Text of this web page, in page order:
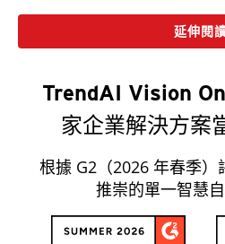
延伸閱
TrendAI Vision
家企業解決方案
根據 G2（2026 年春季）
推崇的單一智慧